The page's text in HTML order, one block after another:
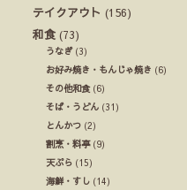
テイクアウト (156)
和食 (73)
うなぎ(3)
お好み焼き・もんじゃ焼き (6)
その他和食(6)
そば・うどん (31)
とんかつ (2)
割烹・料亭(9)
天ぷら (15)
海鮮・すし (14)